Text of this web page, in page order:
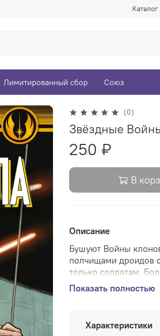
Каталог
Лимитированный сбор Союз
(0)
Звёздные
250 ₽
В
Описание
Бушуют Войны
полчищами дроидов
только солдатам.
Амидала с Набу
конфликту. Однако
Показать полностью
Характеристики